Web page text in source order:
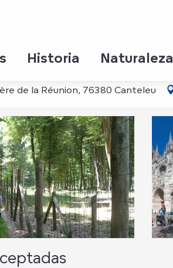
Historia Naturaleza
de Roumare
de la Réunion, 76380 Canteleu